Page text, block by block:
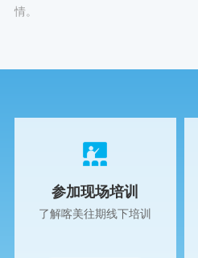
情。
参加现场培训
了解喀美往期线下培训